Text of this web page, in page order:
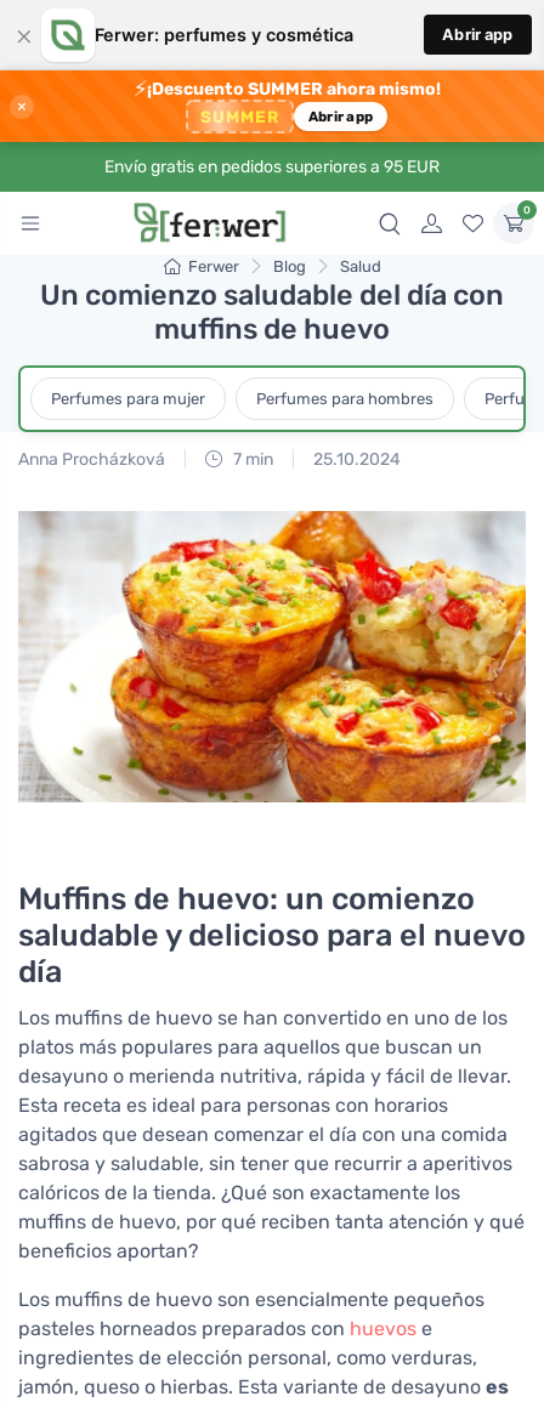
× Ferwer: perfumes y cosmética Abrir app
×
⚡¡Descuento SUMMER ahora mismo!
SUMMER Abrir app
Envío gratis en pedidos superiores a 95 EUR
0
Ferwer Blog Salud
Un comienzo saludable del día con
muffins de huevo
Perfumes para mujer Perfumes para hombres
Anna Procházková 7 min 25.10.2024
Muffins de huevo: un comienzo
saludable y delicioso para el nuevo
día
Los muffins de huevo se han convertido en uno de los
platos más populares para aquellos que buscan un
desayuno o merienda nutritiva, rápida y fácil de llevar.
Esta receta es ideal para personas con horarios
agitados que desean comenzar el día con una comida
sabrosa y saludable, sin tener que recurrir a aperitivos
calóricos de la tienda. ¿Qué son exactamente los
muffins de huevo, por qué reciben tanta atención y qué
beneficios aportan?
Los muffins de huevo son esencialmente pequeños
pasteles horneados preparados con huevos e
ingredientes de elección personal, como verduras,
jamón, queso o hierbas. Esta variante de desayuno es